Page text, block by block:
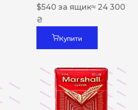
$540 за ящик≈ 24 300
₴
Купити